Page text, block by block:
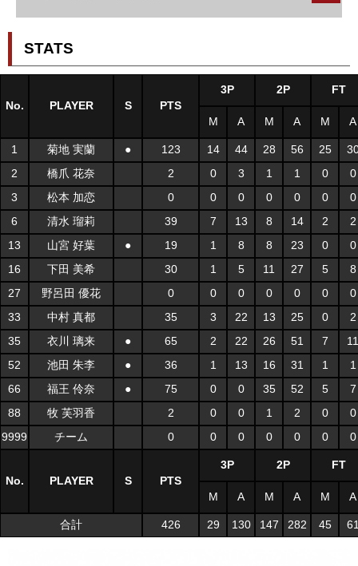
STATS
No. PLAYER S PTS
3P 2P FT
M A M A M A
1 菊地 実蘭 ● 123 14 44 28 56 25
2
橋爪 花奈 2 0 3 1 1 0
0
3
松本 加恋 0 0 0 0 0 0
0
6
清水 瑠莉 39 7 13 8 14 2
2
13
山宮 好葉 ● 19 1 8 8 23 0
0
16
下田 美希 30 1 5 11 27 5
8
27
野呂田 優花 0 0 0 0 0 0
0
33
中村 真都 35 3 22 13 25 0
2
35
衣川 璃来 ● 65 2 22 26 51 7
11
52
池田 朱李 ● 36 1 13 16 31 1
1
66
福王 伶奈 ● 75 0 0 35 52 5
7
88
牧 芙羽香 2 0 0 1 2 0
0
9999
チーム 0 0 0 0 0 0 0
No. PLAYER S PTS
3P 2P FT
M A M A M A
合計 426 29 130 147 282 45